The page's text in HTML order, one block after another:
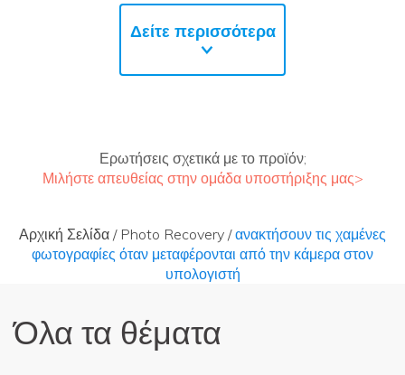
Δείτε περισσότερα
Ερωτήσεις σχετικά με το προϊόν;
Μιλήστε απευθείας στην ομάδα υποστήριξης μας>
Αρχική Σελίδα / Photo Recovery /ανακτήσουν τις χαμένες
φωτογραφίες όταν μεταφέρονται από την κάμερα στον
υπολογιστή
Όλα τα θέματα